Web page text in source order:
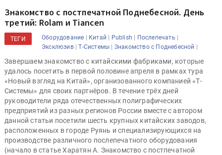
Знакомство с постпечатной Поднебесной. День
третий: Rolam и Tiancen
ТЕГИ Оборудование | Китай | Publish | Послепечать |
Эксклюзив|Т-Системы | Знакомство с Поднебесной |
Завершаем знакомство с китайскими фабриками, которые
удалось посетить в первой половине апреля в рамках тура
«Новый взгляд на Китай», организованного компанией «Т-
Системы» для своих партнёров. В течение трёх дней
руководители ряда отечественных полиграфических
предприятий из разных регионов России вместе с автором
данной статьи посетили шесть крупных китайских заводов,
расположенных в городе Руянь и специализирующихся на
производстве различного послепечатного оборудования
(начало в статье Харатян А. Знакомство с постпечатной